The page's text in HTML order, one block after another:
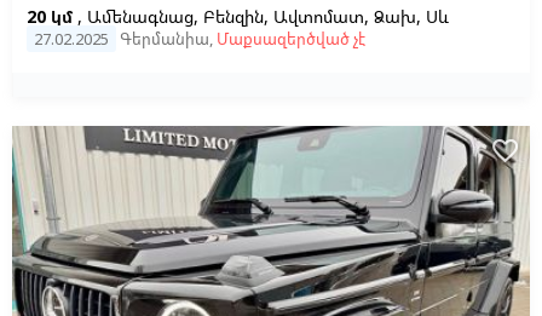
20 կմ , Ամենագնաց, Բենզին, Ավտոմատ, Ձախ, Սև
27.02.2025 Գերմանիա, Մաքսազերծված չէ
favorite_border